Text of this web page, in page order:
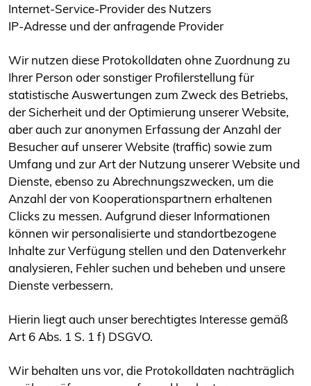
Internet-Service-Provider des Nutzers
IP-Adresse und der anfragende Provider
Wir nutzen diese Protokolldaten ohne Zuordnung zu
Ihrer Person oder sonstiger Profilerstellung für
statistische Auswertungen zum Zweck des Betriebs,
der Sicherheit und der Optimierung unserer Website,
aber auch zur anonymen Erfassung der Anzahl der
Besucher auf unserer Website (traffic) sowie zum
Umfang und zur Art der Nutzung unserer Website und
Dienste, ebenso zu Abrechnungszwecken, um die
Anzahl der von Kooperationspartnern erhaltenen
Clicks zu messen. Aufgrund dieser Informationen
können wir personalisierte und standortbezogene
Inhalte zur Verfügung stellen und den Datenverkehr
analysieren, Fehler suchen und beheben und unsere
Dienste verbessern.
Hierin liegt auch unser berechtigtes Interesse gemäß
Art 6 Abs. 1 S. 1 f) DSGVO.
Wir behalten uns vor, die Protokolldaten nachträglich